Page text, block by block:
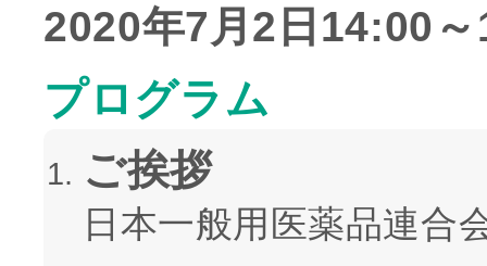
2020年7月2日14:00
プログラム
ご挨拶
日本一般用医薬品連